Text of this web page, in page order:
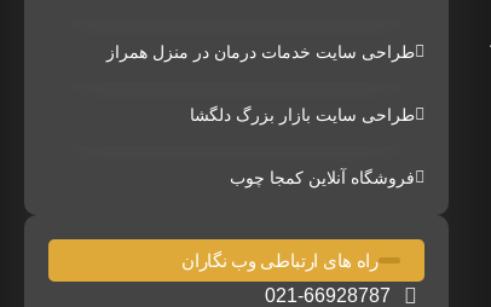
طراحی سایت خدمات درمان در منزل همراز
طراحی سایت بازار بزرگ دلگشا
فروشگاه آنلاین کمجا چوب
راه های ارتباطی وب نگاران
021-66928787